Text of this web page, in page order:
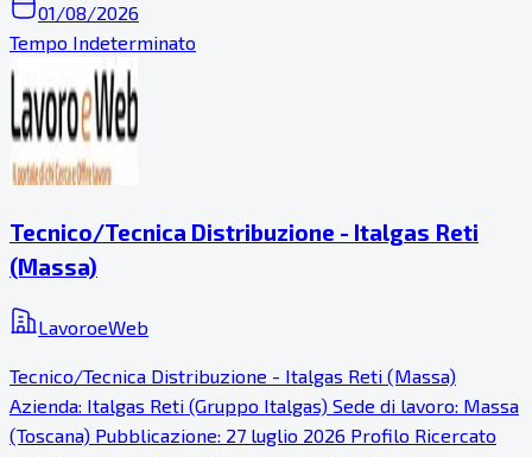
01/08/2026
Tempo Indeterminato
Tecnico/Tecnica Distribuzione - Italgas Reti
(Massa)
LavoroeWeb
Tecnico/Tecnica Distribuzione - Italgas Reti (Massa)
Azienda: Italgas Reti (Gruppo Italgas) Sede di lavoro: Massa
(Toscana) Pubblicazione: 27 luglio 2026 Profilo Ricercato